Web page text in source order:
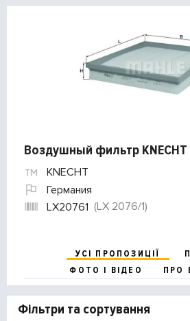
Воздушный фильтр KNECHT
KNECHT
Германия
LX20761 (LX 2076/1)
УСІ ПРОПОЗИЦІЇ
ФОТО І ВІДЕО
ПРО
Фільтри та сортування